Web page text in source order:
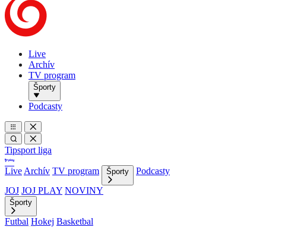
Live
Archív
TV program
Športy
Podcasty
Tipsport liga
Live Archív TV program Športy
Podcasty
JOJ JOJ PLAY NOVINY
Športy
Futbal Hokej Basketbal